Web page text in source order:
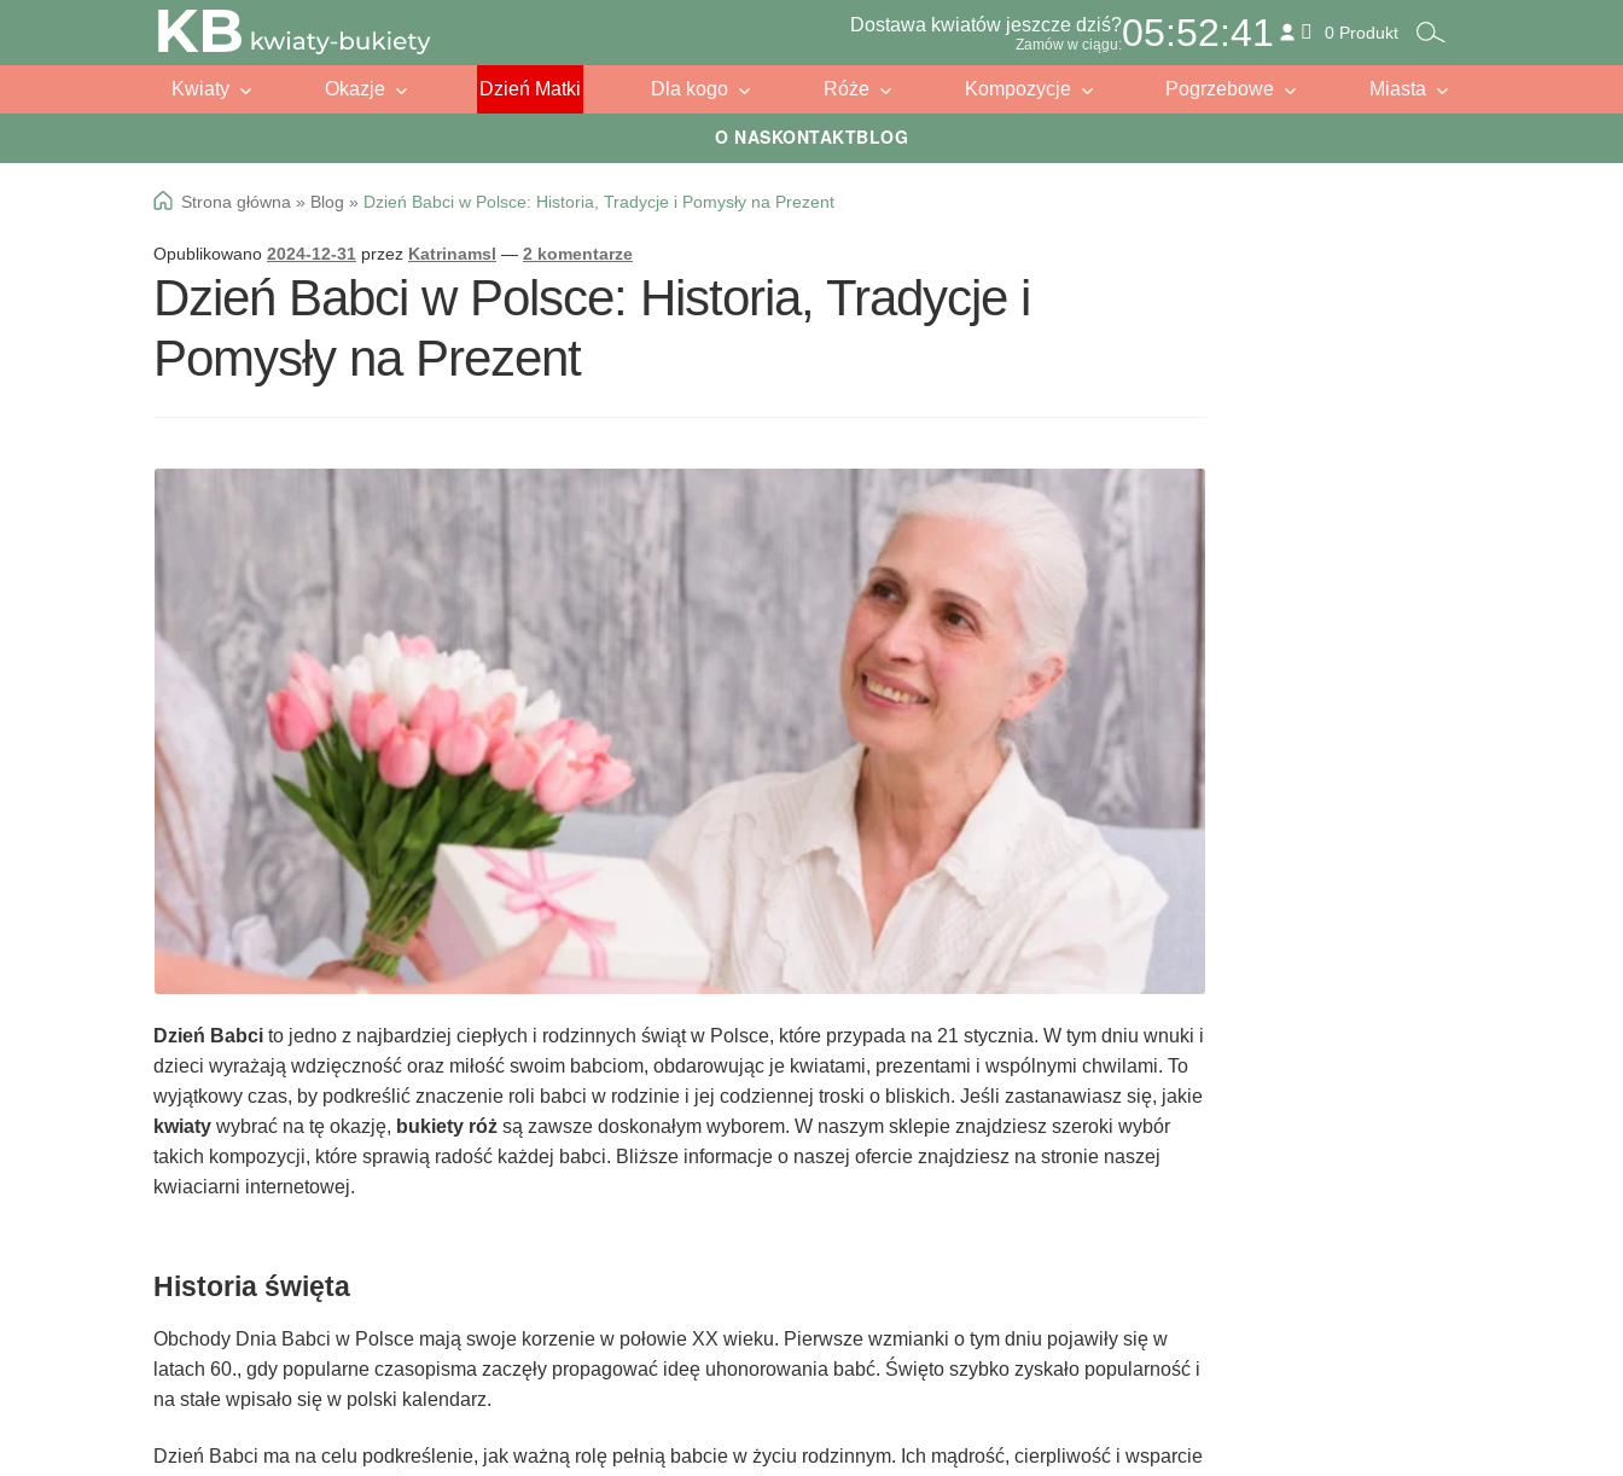
O NASKONTAKTBLOG
Przejdź
do
Przejdź
do
Dostawa kwiatów jeszcze dziś?
Zamów w ciągu:05:52:40 0 Produkt
Kwiaty Okazje Dzień Matki Dla kogo Róże Kompozycje Pogrzebowe Miasta
Strona główna » Blog » Dzień Babci w Polsce: Historia, Tradycje i Pomysły na Prezent
Opublikowano 2024-12-31 przez Katrinamsl — 2 komentarze
Dzień Babci w Polsce: Historia, Tradycje i
Pomysły na Prezent
Dzień Babci to jedno z najbardziej ciepłych i rodzinnych świąt w Polsce, które przypada na 21 stycznia. W tym dniu wnuki i
dzieci wyrażają wdzięczność oraz miłość swoim babciom, obdarowując je kwiatami, prezentami i wspólnymi chwilami. To
wyjątkowy czas, by podkreślić znaczenie roli babci w rodzinie i jej codziennej troski o bliskich. Jeśli zastanawiasz się, jakie
kwiaty wybrać na tę okazję, bukiety róż są zawsze doskonałym wyborem. W naszym sklepie znajdziesz szeroki wybór
takich kompozycji, które sprawią radość każdej babci. Bliższe informacje o naszej ofercie znajdziesz na stronie naszej
kwiaciarni internetowej.
Historia święta
Obchody Dnia Babci w Polsce mają swoje korzenie w połowie XX wieku. Pierwsze wzmianki o tym dniu pojawiły się w
latach 60., gdy popularne czasopisma zaczęły propagować ideę uhonorowania babć. Święto szybko zyskało popularność i
na stałe wpisało się w polski kalendarz.
Dzień Babci ma na celu podkreślenie, jak ważną rolę pełnią babcie w życiu rodzinnym. Ich mądrość, cierpliwość i wsparcie